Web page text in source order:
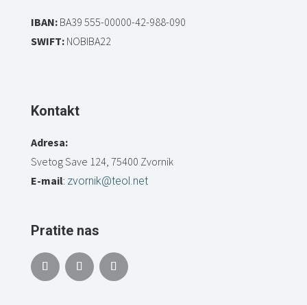
IBAN:BA39 555-00000-42-988-090
SWIFT:NOBIBA22
Kontakt
Adresa:
Svetog Save 124, 75400 Zvornik
E-mail: zvornik@teol.net
Pratite nas